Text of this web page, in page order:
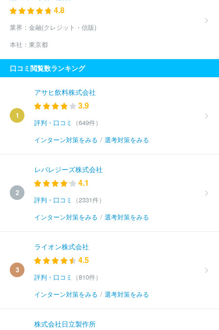
4.8
業界： 金融(クレジット・信販)
本社： 東京都
口コミ閲覧数ランキング
1
アサヒ飲料株式会社
3.9
評判・口コミ
（649件）
インターン対策をみる / 選考対策をみる
2
レバレジーズ株式会社
4.1
評判・口コミ
（2331件）
インターン対策をみる / 選考対策をみる
3
ライオン株式会社
4.5
評判・口コミ
（810件）
インターン対策をみる / 選考対策をみる
株式会社日立製作所